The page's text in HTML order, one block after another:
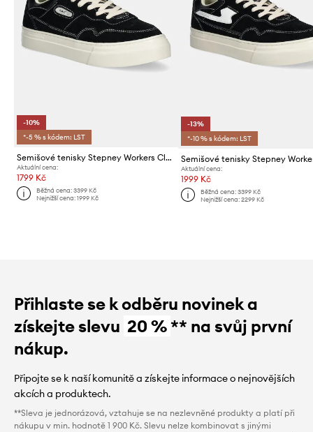
-10%
*-5 % s kódem: LST
Semišové tenisky Stepney Workers Club PEARL SUEDE
Aktuální cena:
1799 Kč
Běžná cena:3399 Kč
Nejnižší cena:1999 Kč
-13%
*-10 % s kódem: LST
Aktuální cena:
1999 Kč
Běžná cena: 3399 Kč
Nejnižší cena: 2299 Kč
Přihlaste se k odběru novinek a
získejte slevu 20 %** na svůj první
nákup.
Připojte se k naší komunitě a získejte informace o nejnovějších
akcích a produktech.
**Sleva je jednorázová, vztahuje se na nezlevněné produkty a platí při
nákupu v min. hodnotě 1 900 Kč. Slevu nelze kombinovat s jinými